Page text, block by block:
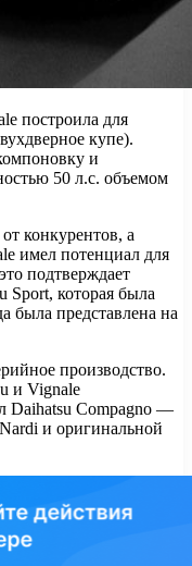
построила для
купе).
и
50 л.с. объемом
конкурентов, а
имел потенциал для
подтверждает
которая была
была представлена на
производство.
и Vignale
Daihatsu Compagno —
и оригинальной